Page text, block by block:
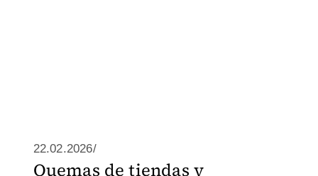
22.02.2026/
Quemas de tiendas y